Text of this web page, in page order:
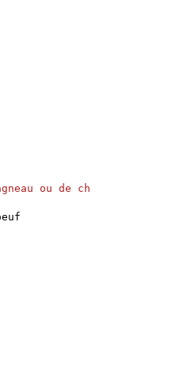
ou de chevreau